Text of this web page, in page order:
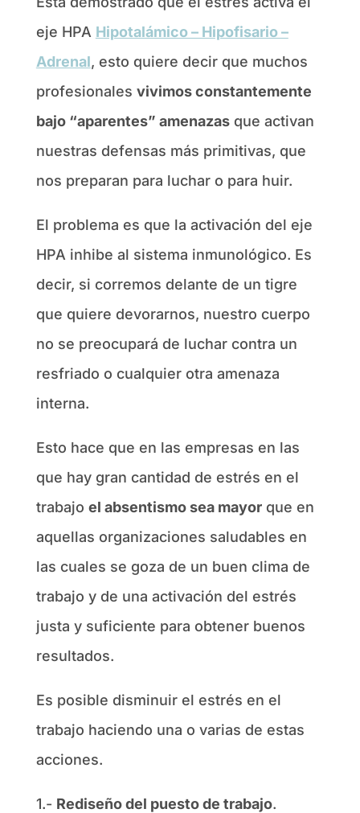
eje HPA Hipotalámico – Hipofisario –
Adrenal, esto quiere decir que muchos
profesionales vivimos constantemente
bajo “aparentes” amenazasque activan
nuestras defensas más primitivas, que
nos preparan para luchar o para huir.
El problema es que la activación del eje
HPA inhibe al sistema inmunológico. Es
decir, si corremos delante de un tigre
que quiere devorarnos, nuestro cuerpo
no se preocupará de luchar contra un
resfriado o cualquier otra amenaza
interna.
Esto hace que en las empresas en las
que hay gran cantidad de estrés en el
trabajo el absentismo sea mayorque en
aquellas organizaciones saludables en
las cuales se goza de un buen clima de
trabajo y de una activación del estrés
justa y suficiente para obtener buenos
resultados.
Es posible disminuir el estrés en el
trabajo haciendo una o varias de estas
acciones.
1.- Rediseño del puesto de trabajo.